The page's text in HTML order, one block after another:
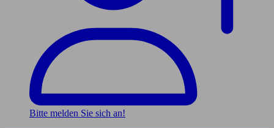
Bitte melden Sie sich an!